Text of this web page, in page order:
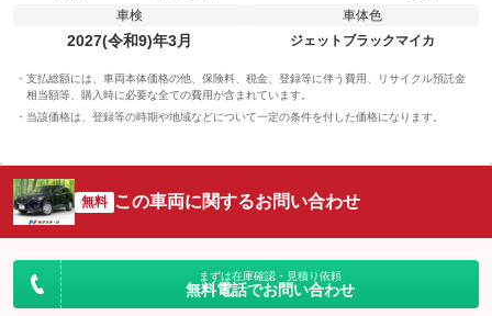
車検
2027(令和9)年3月
車体色
ジェットブラックマイカ
支払総額には、車両本体価格の他、保険料、税金、登録等に伴う費用、リサイクル預託金
相当額等、購入時に必要な全ての費用が含まれています。
当該価格は、登録等の時期や地域などについて一定の条件を付した価格になります。
無料 この車両に関するお問い合わせ
まずは在庫確認・見積り依頼
無料電話でお問い合わせ